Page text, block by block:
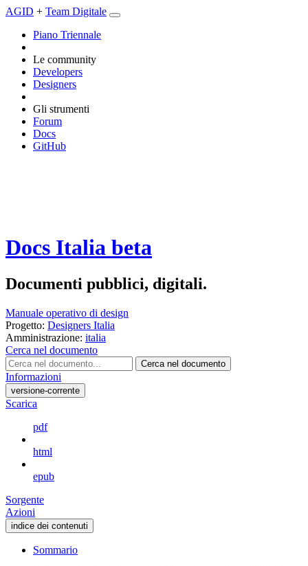
AGID + Team Digitale
Piano Triennale
Le community
Developers
Designers
Gli strumenti
Forum
Docs
GitHub
Docs Italia beta
Documenti pubblici, digitali.
Manuale operativo di design
Progetto: Designers Italia
Amministrazione: italia
Cerca nel documento
Cerca nel documento
Informazioni
versione-corrente
Scarica
pdf
html
epub
Sorgente
Azioni
indice dei contenuti
Sommario